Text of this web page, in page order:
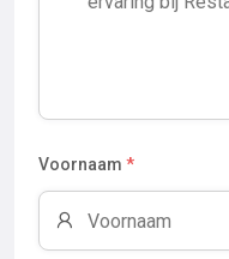
Voornaam *